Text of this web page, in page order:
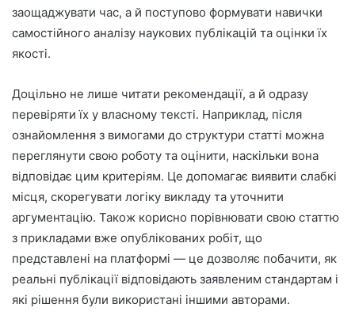
заощаджувати час, а й поступово формувати навички
самостійного аналізу наукових публікацій та оцінки їх
якості.
Доцільно не лише читати рекомендації, а й одразу
перевіряти їх у власному тексті. Наприклад, після
ознайомлення з вимогами до структури статті можна
переглянути свою роботу та оцінити, наскільки вона
відповідає цим критеріям. Це допомагає виявити слабкі
місця, скорегувати логіку викладу та уточнити
аргументацію. Також корисно порівнювати свою статтю
з прикладами вже опублікованих робіт, що
представлені на платформі — це дозволяє побачити, як
реальні публікації відповідають заявленим стандартам і
які рішення були використані іншими авторами.